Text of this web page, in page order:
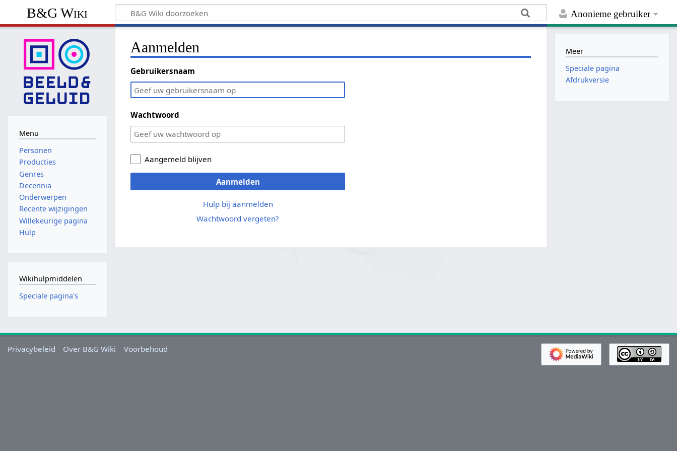
Anonieme gebruiker
B&G Wiki
Aanmelden
Gebruikersnaam
Wachtwoord
Aangemeld blijven
Aanmelden
Hulp bij aanmelden
Wachtwoord vergeten?
Menu
Personen
Producties
Genres
Decennia
Onderwerpen
Recente wijzigingen
Willekeurige pagina
Hulp
Wikihulpmiddelen
Speciale pagina's
Meer
Speciale pagina
Afdrukversie
Privacybeleid Over B&G Wiki Voorbehoud